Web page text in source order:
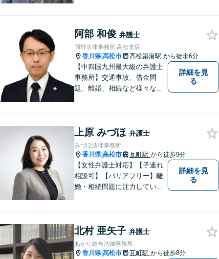
事件・交通事故・不動産問題
など幅広く対応。即日対応も
可能。まずはお気軽にご相談
ください。
阿部 和俊 弁護士
岡野法律事務所 高松支店
香川県|高松市 高松築港駅 から徒歩6分
【中四国九州最大級の弁護士
事務所】交通事故、借金問
題、離婚、相続など様々な問
い！
詳細を見
る
上原 みづほ 弁護士
みづほ法律事務所
香川県|高松市 瓦町駅 から徒歩9分
【女性弁護士対応】【子連れ
相談可】【バリアフリー】離
婚・相続問題に注力していま
詳細を見
る
北村 亜矢子 弁護士
あかり総合法律事務所
香川県|高松市 瓦町駅 から徒歩8分